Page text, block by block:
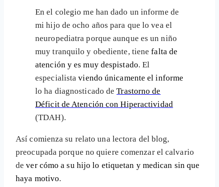
En el colegio me han dado un informe de
mi hijo de ocho años para que lo vea el
neuropediatra porque aunque es un niño
muy tranquilo y obediente, tienefalta de
atención y es muy despistado. El
especialistaviendo únicamente el informe
lo ha diagnosticado deTrastorno de
Déficit de Atención con Hiperactividad
(TDAH).
Así comienza su relato una lectora del blog,
preocupada porque no quiere comenzar el calvario
dever cómo a su hijo lo etiquetan y medican sin que
haya motivo.